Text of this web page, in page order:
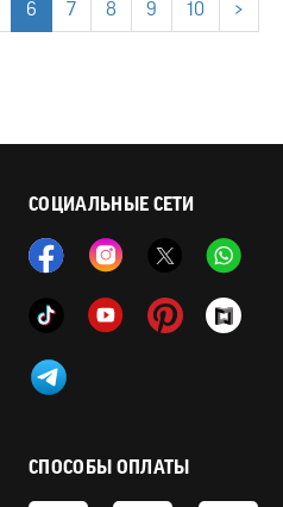
6 7 8 9 10 >
СОЦИАЛЬНЫЕ СЕТИ
СПОСОБЫ ОПЛАТЫ